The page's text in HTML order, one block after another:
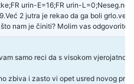
urin-E=16;FR urin-
2 jutra je rekao da ga boli
nam je činiti? Molim vas odgovorite,
samo reci da s visokom
zbiva i zasto vi opet usred novog